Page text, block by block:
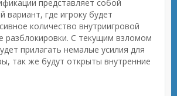
представляет собой
вариант, где игроку будет
количество внутриигровой
разблокировки. С текущим взломом
прилагать немалые усилия для
так же будут открыты внутренние